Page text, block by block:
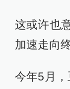
这或许也
加速走向
今年5月